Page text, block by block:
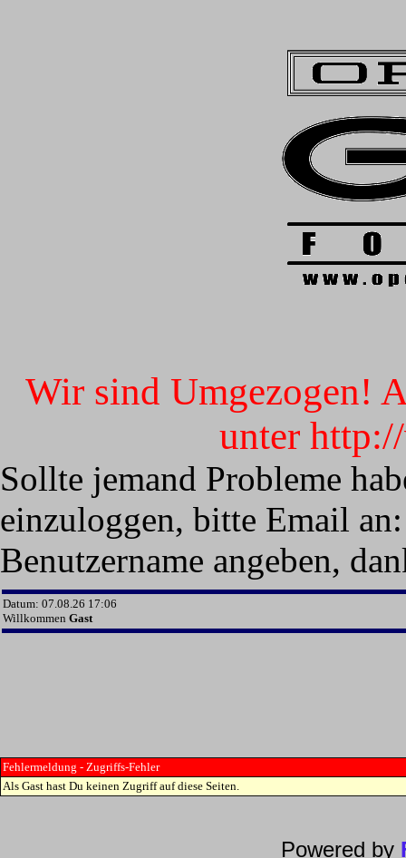
Wir sind Umgezogen!
unter
Sollte jemand Probleme
einzuloggen, bitte Email
Benutzername angeben,
Datum: 07.08.26 17:06
Willkommen Gast
Fehlermeldung - Zugriffs-Fehler
Als Gast hast Du keinen Zugriff auf diese Seiten.
Powered by